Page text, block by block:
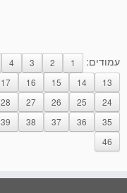
עמודים: 1
2
3
4
13
14
15
16
17
24
25
26
27
28
35
36
37
38
39
46